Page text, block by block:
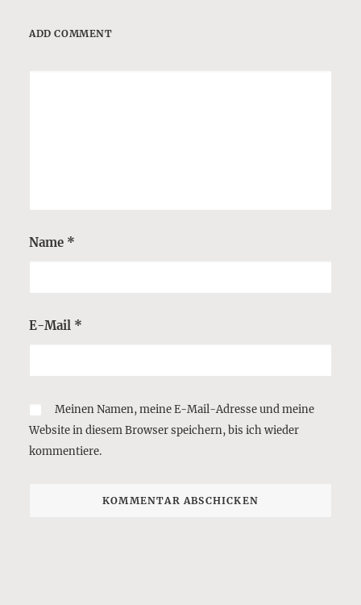
ADD COMMENT
Name *
E-Mail *
Meinen Namen, meine E-Mail-Adresse und meine
Website in diesem Browser speichern, bis ich wieder
kommentiere.